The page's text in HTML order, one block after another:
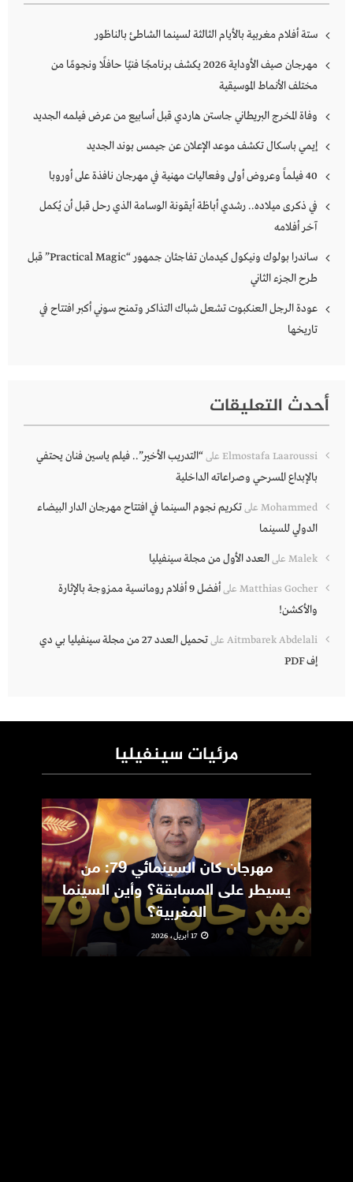
ستة أفلام مغربية بالأيام الثالثة لسينما الشاطئ بالناظور
مهرجان صيف الأوداية 2026 يكشف برنامجًا فنيًا حافلًا ونجومًا من
مختلف الأنماط الموسيقية
وفاة المخرج البريطاني جاستن هاردي قبل أسابيع من عرض فيلمه الجديد
إيمي باسكال تكشف موعد الإعلان عن جيمس بوند الجديد
40 فيلماً وعروض أولى وفعاليات مهنية في مهرجان نافذة على أوروبا
في ذكرى ميلاده.. رشدي أباظة أيقونة الوسامة الذي رحل قبل أن يُكمل
آخر أفلامه
ساندرا بولوك ونيكول كيدمان تفاجئان جمهور “Practical Magic” قبل
طرح الجزء الثاني
عودة الرجل العنكبوت تشعل شباك التذاكر وتمنح سوني أكبر افتتاح في
تاريخها
أحدث التعليقات
Elmostafa Laaroussi على“التدريب الأخير”.. فيلم ياسين فنان يحتفي
بالإبداع المسرحي وصراعاته الداخلية
Mohammed علىتكريم نجوم السينما في افتتاح مهرجان الدار البيضاء
الدولي للسينما
Malek علىالعدد الأول من مجلة سينفيليا
Matthias Gocher على
أفضل 9 أفلام رومانسية ممزوجة بالإثارة
والأكشن!
Aitmbarek Abdelali على
تحميل العدد 27 من مجلة سينفيليا بي دي
إف PDF
مرئيات سينفيليا
مهرجان كان السينمائي 79: من
يسيطر على المسابقة؟ وأين السينما
المغربية؟
17 أبريل، 2026